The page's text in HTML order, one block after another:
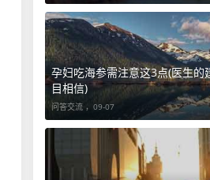
孕妇吃海参需注意这3点(医生的
目相信)
问答交流 ， 09-07